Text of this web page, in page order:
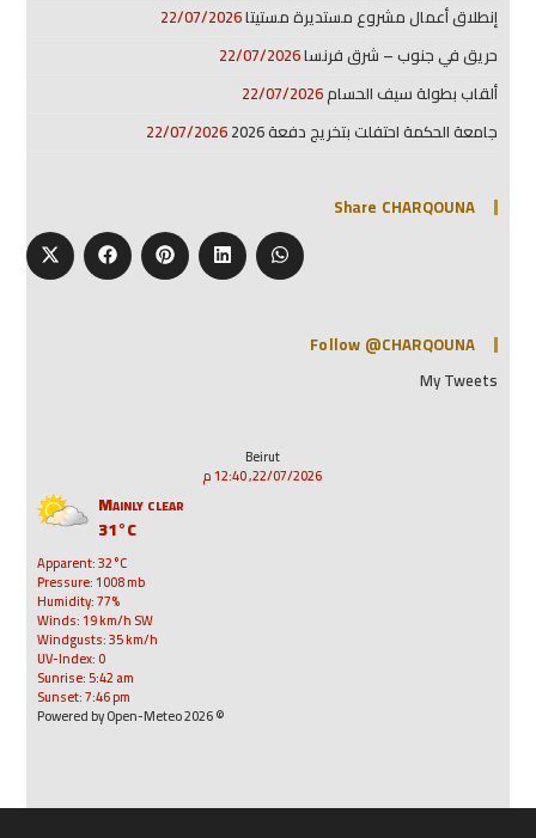
إنطلاق أعمال مشروع مستديرة مستيتا22/07/2026
حريق في جنوب – شرق فرنسا22/07/2026
ألقاب بطولة سيف الحسام22/07/2026
جامعة الحكمة احتفلت بتخريج دفعة 2026
22/07/2026
Share CHARQOUNA
Follow @CHARQOUNA
My Tweets
Beirut
22/07/2026, 12:40 م
Mainly clear
31°C
Apparent: 32°C
Pressure: 1008 mb
Humidity: 77%
Winds: 19 km/h SW
Windgusts: 35 km/h
UV-Index: 0
Sunrise: 5:42 am
Sunset: 7:46 pm
© 2026 Powered by Open-Meteo